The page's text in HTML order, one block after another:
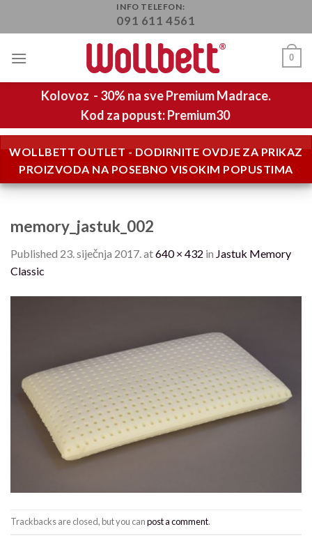
INFO TELEFON:
091 611 4561
0
Kolovoz - 30% na sve Premium Madrace.
Kod za popust: Premium30
WOLLBETT OUTLET - DODIRNITE OVDJE ZA PRIKAZ
PROIZVODA NA POSEBNO VISOKIM POPUSTIMA
memory_jastuk_002
Published 23. siječnja 2017. at640 × 432 in Jastuk Memory
Classic
Trackbacks are closed, but you canpost a comment.